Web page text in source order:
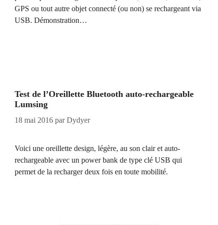
GPS ou tout autre objet connecté (ou non) se rechargeant via
USB. Démonstration…
Test de l’Oreillette Bluetooth auto-rechargeable
Lumsing
18 mai 2016 parDydyer
Voici une oreillette design, légère, au son clair et auto-
rechargeable avec un power bank de type clé USB qui
permet de la recharger deux fois en toute mobilité.